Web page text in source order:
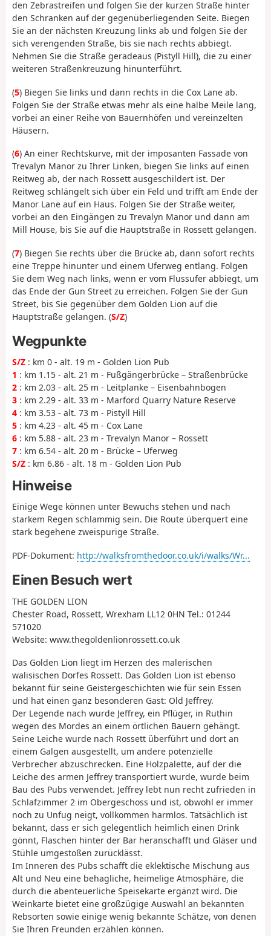
den Zebrastreifen und folgen Sie der kurzen Straße hinter
den Schranken auf der gegenüberliegenden Seite. Biegen
Sie an der nächsten Kreuzung links ab und folgen Sie der
sich verengenden Straße, bis sie nach rechts abbiegt.
Nehmen Sie die Straße geradeaus (Pistyll Hill), die zu einer
weiteren Straßenkreuzung hinunterführt.
(5) Biegen Sie links und dann rechts in die Cox Lane ab.
Folgen Sie der Straße etwas mehr als eine halbe Meile lang,
vorbei an einer Reihe von Bauernhöfen und vereinzelten
Häusern.
(6) An einer Rechtskurve, mit der imposanten Fassade von
Trevalyn Manor zu Ihrer Linken, biegen Sie links auf einen
Reitweg ab, der nach Rossett ausgeschildert ist. Der
Reitweg schlängelt sich über ein Feld und trifft am Ende der
Manor Lane auf ein Haus. Folgen Sie der Straße weiter,
vorbei an den Eingängen zu Trevalyn Manor und dann am
Mill House, bis Sie auf die Hauptstraße in Rossett gelangen.
(7) Biegen Sie rechts über die Brücke ab, dann sofort rechts
eine Treppe hinunter und einem Uferweg entlang. Folgen
Sie dem Weg nach links, wenn er vom Flussufer abbiegt, um
das Ende der Gun Street zu erreichen. Folgen Sie der Gun
Street, bis Sie gegenüber dem Golden Lion auf die
Hauptstraße gelangen. (S/Z)
Wegpunkte
S/Z : km 0 - alt. 19 m - Golden Lion Pub
1 : km 1.15 - alt. 21 m - Fußgängerbrücke – Straßenbrücke
2 : km 2.03 - alt. 25 m - Leitplanke – Eisenbahnbogen
3 : km 2.29 - alt. 33 m - Marford Quarry Nature Reserve
4 : km 3.53 - alt. 73 m - Pistyll Hill
5 : km 4.23 - alt. 45 m - Cox Lane
6 : km 5.88 - alt. 23 m - Trevalyn Manor – Rossett
7 : km 6.54 - alt. 20 m - Brücke – Uferweg
S/Z : km 6.86 - alt. 18 m - Golden Lion Pub
Hinweise
Einige Wege können unter Bewuchs stehen und nach
starkem Regen schlammig sein. Die Route überquert eine
stark begehene zweispurige Straße.
PDF-Dokument: http://walksfromthedoor.co.uk/i/walks/Wr...
Einen Besuch wert
THE GOLDEN LION
Chester Road, Rossett, Wrexham LL12 0HN Tel.: 01244
571020
Website: www.thegoldenlionrossett.co.uk
Das Golden Lion liegt im Herzen des malerischen
walisischen Dorfes Rossett. Das Golden Lion ist ebenso
bekannt für seine Geistergeschichten wie für sein Essen
und hat einen ganz besonderen Gast: Old Jeffrey.
Der Legende nach wurde Jeffrey, ein Pflüger, in Ruthin
wegen des Mordes an einem örtlichen Bauern gehängt.
Seine Leiche wurde nach Rossett überführt und dort an
einem Galgen ausgestellt, um andere potenzielle
Verbrecher abzuschrecken. Eine Holzpalette, auf der die
Leiche des armen Jeffrey transportiert wurde, wurde beim
Bau des Pubs verwendet. Jeffrey lebt nun recht zufrieden in
Schlafzimmer 2 im Obergeschoss und ist, obwohl er immer
noch zu Unfug neigt, vollkommen harmlos. Tatsächlich ist
bekannt, dass er sich gelegentlich heimlich einen Drink
gönnt, Flaschen hinter der Bar heranschafft und Gläser und
Stühle umgestoßen zurücklässt.
Im Inneren des Pubs schafft die eklektische Mischung aus
Alt und Neu eine behagliche, heimelige Atmosphäre, die
durch die abenteuerliche Speisekarte ergänzt wird. Die
Weinkarte bietet eine großzügige Auswahl an bekannten
Rebsorten sowie einige wenig bekannte Schätze, von denen
Sie Ihren Freunden erzählen können.